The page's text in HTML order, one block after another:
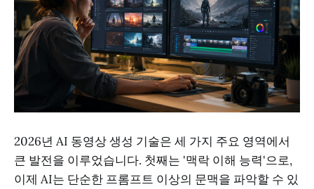
2026년 AI 동영상 생성 기술은 세 가지 주요 영역에서
큰 발전을 이루었습니다. 첫째는 '맥락 이해 능력'으로,
이제 AI는 단순한 프롬프트 이상의 문맥을 파악할 수 있